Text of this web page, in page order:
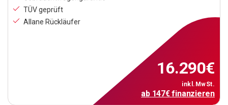
TÜV geprüft
Allane Rückläufer
16.290€
inkl.MwSt.
ab 147€finanzieren